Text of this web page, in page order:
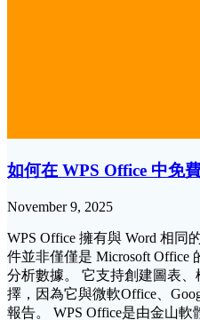
如何在 WPS Office 中免
November 9, 2025
WPS Office 擁有與 Word 相
件並非僅僅是 Microsoft Office
分析數據。 它支持創建圖表
擇，因為它與微軟Office、
報告。 WPS Office是由金山